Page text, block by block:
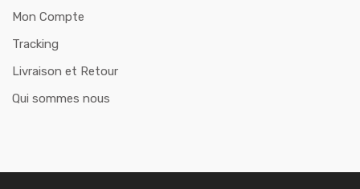
Mon Compte
Tracking
Livraison et Retour
Qui sommes nous